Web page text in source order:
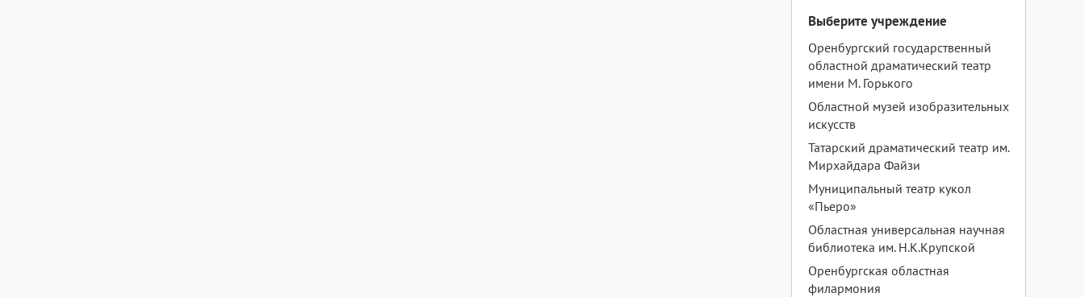
Выберите учреждение
Оренбургский государственный
областной драматический театр
имени М. Горького
Областной музей изобразительных
искусств
Татарский драматический театр им.
Мирхайдара Файзи
Муниципальный театр кукол
«Пьеро»
Областная универсальная научная
библиотека им. Н.К.Крупской
Оренбургская областная
филармония